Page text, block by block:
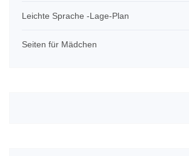
Leichte Sprache -Lage-Plan
Seiten für Mädchen